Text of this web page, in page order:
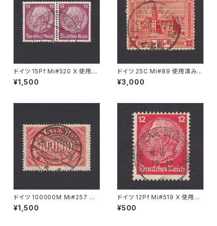
ドイツ 15Pf Mi#520 X 使用済
み切手｜PÖSSNECK 22.9.19
36
¥1,500
ドイツ 25C Mi#89 使用済み切
手｜CAMPHAUSEN 4.10.192
3
¥3,000
ドイツ 100000M Mi#257 使
用済み切手｜STEINHUDE 25.
9.1923
¥1,500
ドイツ 12Pf Mi#519 X 使用済
み切手｜WESERMÜNDE-GE
ESTEMÜNDE 11.11.1939
¥500